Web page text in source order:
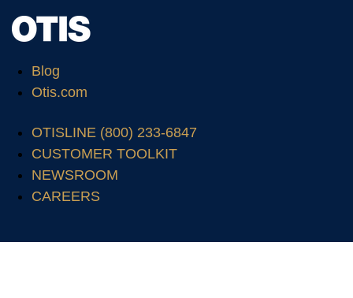
Blog
Otis.com
OTISLINE (800) 233-6847
CUSTOMER TOOLKIT
NEWSROOM
CAREERS